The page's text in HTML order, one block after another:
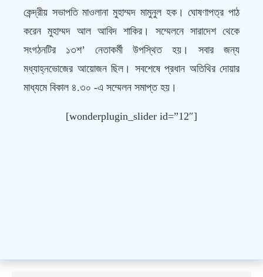
কেন্দ্রীয় সভাপতি মাওলানা মুহাম্মদ মামুনুল হক। ঘোষণাপত্র পাঠ
করেন মুহাম্মদ আল আবিদ শাকির। সম্মেলনে সারাদেশ থেকে
সংগঠনটির ১৩শ’ নেতাকর্মী উপস্থিত হয়। সবার জন্য
মধ্যাহ্নভোজের আয়োজন ছিল। সবশেষে প্রধান অতিথির দোয়ার
মাধ্যমে বিকাল ৪.৩০ -এ সম্মেলন সমাপ্ত হয়।
[wonderplugin_slider id=”12″]